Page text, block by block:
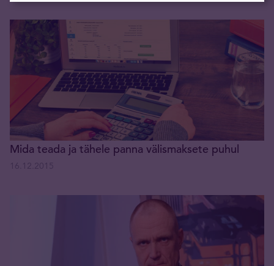
Mida teada ja tähele panna välismaksete puhul